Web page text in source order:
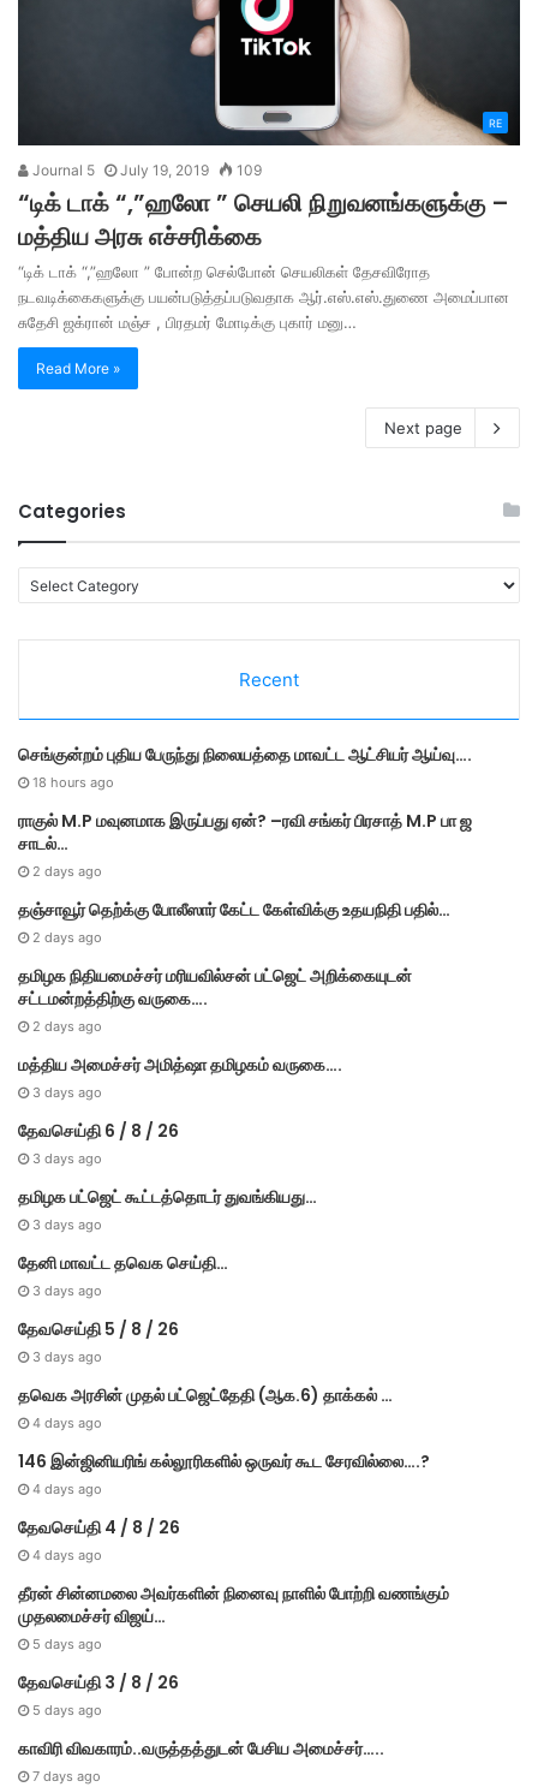
RE
Journal 5 July 19, 2019 109
“டிக் டாக் “,”ஹலோ ” செயலி நிறுவனங்களுக்கு –
மத்திய அரசு எச்சரிக்கை
“டிக் டாக் “,”ஹலோ ” போன்ற செல்போன் செயலிகள் தேசவிரோத
நடவடிக்கைகளுக்கு பயன்படுத்தப்படுவதாக ஆர்.எஸ்.எஸ்.துணை அமைப்பான
சுதேசி ஜக்ரான் மஞ்ச , பிரதமர் மோடிக்கு புகார் மனு…
Read More »
Next page
Categories
a
i
e
Recent
செங்குன்றம் புதிய பேருந்து நிலையத்தை மாவட்ட ஆட்சியர் ஆய்வு….
18 hours ago
ராகுல் M.P மவுனமாக இருப்பது ஏன்? –ரவி சங்கர் பிரசாத் M.P பா ஜ
சாடல்…
2 days ago
தஞ்சாவூர் தெற்க்கு போலீஸார் கேட்ட கேள்விக்கு உதயநிதி பதில்…
2 days ago
தமி​ழ​க நிதியமைச்சர் மரியவில்சன் பட்ஜெட் அறிக்கையுடன்
சட்டமன்றத்திற்கு வருகை….
2 days ago
மத்திய அமைச்சர் அமித்ஷா தமிழகம் வருகை….
3 days ago
தேவசெய்தி 6 / 8 / 26
3 days ago
தமிழக பட்ஜெட் கூட்டத்தொடர் துவங்கியது…
3 days ago
தேனி மாவட்ட தவெக செய்தி…
3 days ago
தேவசெய்தி 5 / 8 / 26
3 days ago
தவெக அரசின் முதல் பட்​ஜெட்தேதி (ஆக.6) தாக்​கல் …
4 days ago
146 இன்ஜினியரிங் கல்லூரிகளில் ஒருவர் கூட சேரவில்லை….?
4 days ago
தேவசெய்தி 4 / 8 / 26
4 days ago
தீரன் சின்னமலை அவர்களின் நினைவு நாளில் போற்றி வணங்கும்
முதலமைச்சர் விஜய்…
5 days ago
தேவசெய்தி 3 / 8 / 26
5 days ago
காவிரி விவகாரம்..வருத்தத்துடன் பேசிய அமைச்சர்…..
7 days ago